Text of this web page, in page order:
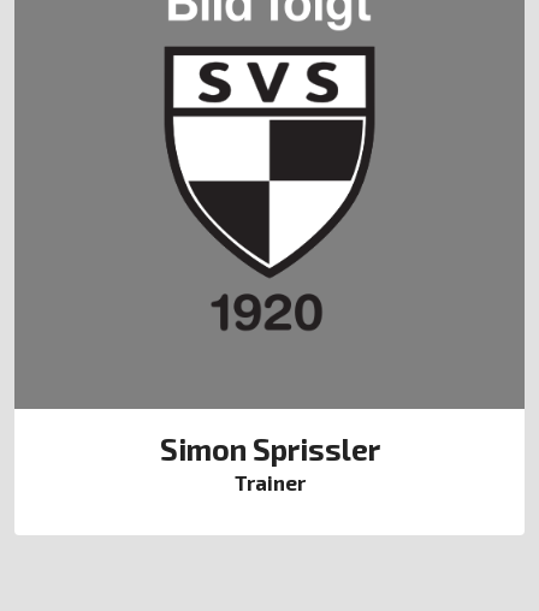
Simon Sprissler
Trainer